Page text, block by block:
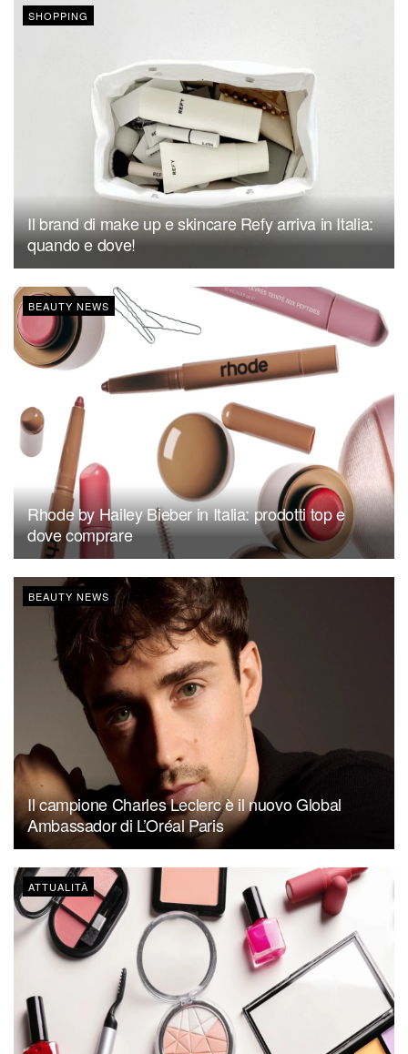
SHOPPING
Il brand di make up e skincare Refy arriva in Italia:
quando e dove!
BEAUTY NEWS
Rhode by Hailey Bieber in Italia: prodotti top e
dove comprare
BEAUTY NEWS
Il campione Charles Leclerc è il nuovo Global
Ambassador di L’Oréal Paris
ATTUALITÀ